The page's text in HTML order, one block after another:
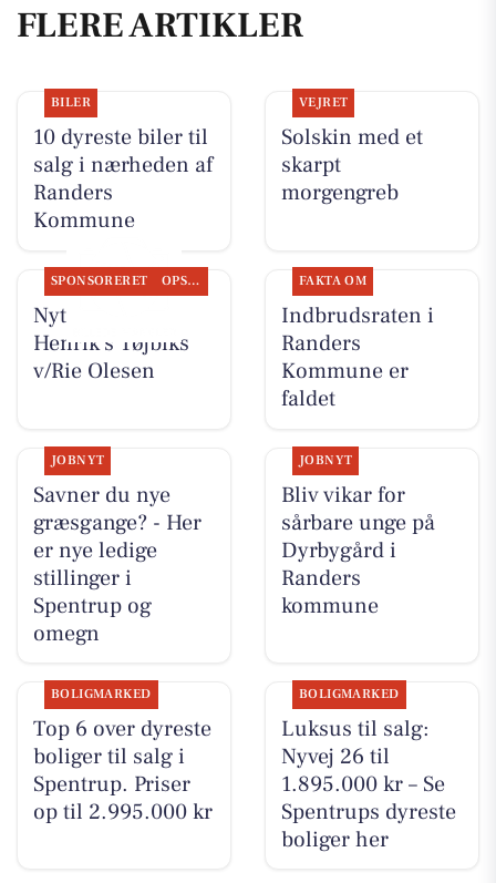
FLERE ARTIKLER
BILER
10 dyreste biler til
salg i nærheden af
Randers
Kommune
VEJRET
Solskin med et
skarpt
morgengreb
SPONSORERET OPSLAGSTAVLEN
Nyt fra Rie &
Henrik's Tøjbiks
v/Rie Olesen
FAKTA OM
Indbrudsraten i
Randers
Kommune er
faldet
JOBNYT
Savner du nye
græsgange? - Her
er nye ledige
stillinger i
Spentrup og
omegn
JOBNYT
Bliv vikar for
sårbare unge på
Dyrbygård i
Randers
kommune
BOLIGMARKED
Top 6 over dyreste
boliger til salg i
Spentrup. Priser
op til 2.995.000 kr
BOLIGMARKED
Luksus til salg:
Nyvej 26 til
1.895.000 kr – Se
Spentrups dyreste
boliger her